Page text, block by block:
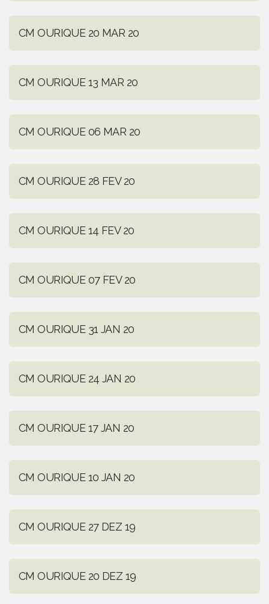
CM OURIQUE 20 MAR 20
CM OURIQUE 13 MAR 20
CM OURIQUE 06 MAR 20
CM OURIQUE 28 FEV 20
CM OURIQUE 14 FEV 20
CM OURIQUE 07 FEV 20
CM OURIQUE 31 JAN 20
CM OURIQUE 24 JAN 20
CM OURIQUE 17 JAN 20
CM OURIQUE 10 JAN 20
CM OURIQUE 27 DEZ 19
CM OURIQUE 20 DEZ 19